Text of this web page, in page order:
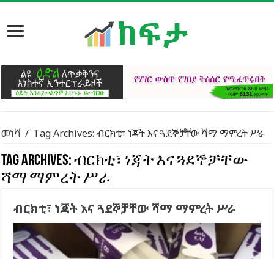
መነሻ / Tag Archives: ብርክቲ፣ ነጃት እና ጓደኞቻቸው ሻማ ማምረት ሥራ
Tag Archives:ብርክቲ፣ ነጃት እና ጓደኞቻቸው
ሻማ ማምረት ሥራ
ብርክቲ፣ ነጃት እና ጓደኞቻቸው ሻማ ማምረት ሥራ